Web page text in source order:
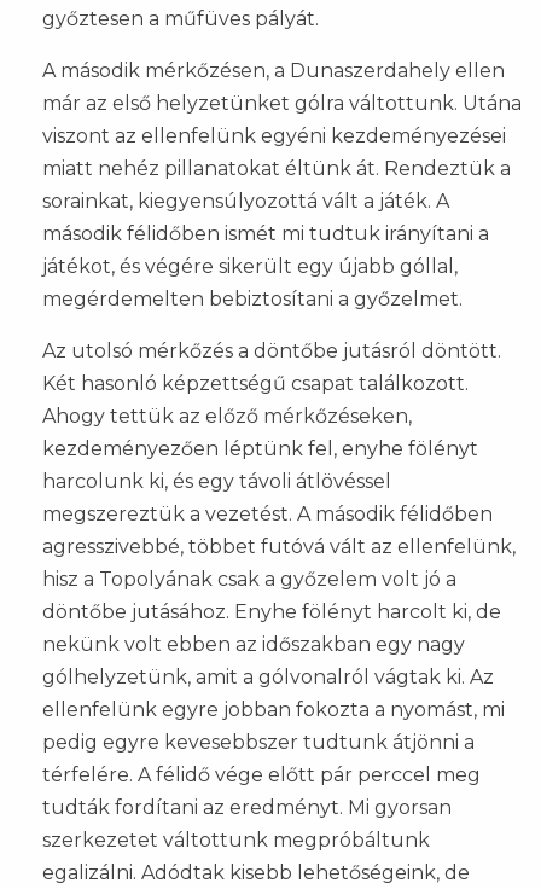
győztesen a műfüves pályát.
A második mérkőzésen, a Dunaszerdahely ellen
már az első helyzetünket gólra váltottunk. Utána
viszont az ellenfelünk egyéni kezdeményezései
miatt nehéz pillanatokat éltünk át. Rendeztük a
sorainkat, kiegyensúlyozottá vált a játék. A
második félidőben ismét mi tudtuk irányítani a
játékot, és végére sikerült egy újabb góllal,
megérdemelten bebiztosítani a győzelmet.
Az utolsó mérkőzés a döntőbe jutásról döntött.
Két hasonló képzettségű csapat találkozott.
Ahogy tettük az előző mérkőzéseken,
kezdeményezően léptünk fel, enyhe fölényt
harcolunk ki, és egy távoli átlövéssel
megszereztük a vezetést. A második félidőben
agresszivebbé, többet futóvá vált az ellenfelünk,
hisz a Topolyának csak a győzelem volt jó a
döntőbe jutásához. Enyhe fölényt harcolt ki, de
nekünk volt ebben az időszakban egy nagy
gólhelyzetünk, amit a gólvonalról vágtak ki. Az
ellenfelünk egyre jobban fokozta a nyomást, mi
pedig egyre kevesebbszer tudtunk átjönni a
térfelére. A félidő vége előtt pár perccel meg
tudták fordítani az eredményt. Mi gyorsan
szerkezetet váltottunk megpróbáltunk
egalizálni. Adódtak kisebb lehetőségeink, de